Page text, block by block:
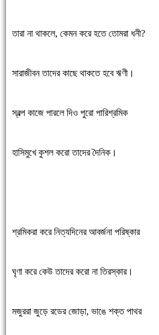
তারা না থাকলে, কেমন করে হতে তোমরা ধনী?
সারাজীবন তাদের কাছে থাকতে হবে ঋণী।
স্বল্প কাজে পারলে দিও পুরো পারিশ্রমিক
হাসিমুখে কুশল করো তাদের দৈনিক।
শ্রমিকরা করে নিত্যদিনের আবর্জনা পরিষ্কার
ঘৃণা করে কেউ তাদের করো না তিরস্কার।
মজুররা জুড়ে রডের জোড়া, ভাঙে শক্ত পাথর